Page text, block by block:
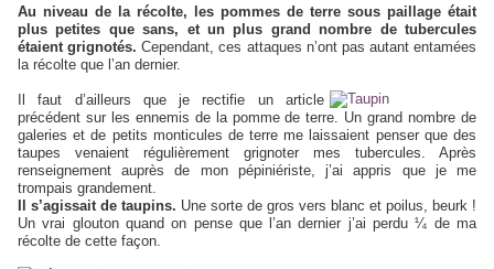
Au niveau de la récolte, les pommes de terre sous paillage était
plus petites que sans, et un plus grand nombre de tubercules
étaient grignotés. Cependant, ces attaques n’ont pas autant entamées
la récolte que l’an dernier.
Il faut d’ailleurs que je rectifie un article
précédent sur les ennemis de la pomme de terre. Un grand nombre de
galeries et de petits monticules de terre me laissaient penser que des
taupes venaient régulièrement grignoter mes tubercules. Après
renseignement auprès de mon pépiniériste, j’ai appris que je me
trompais grandement.
Il s’agissait de taupins. Une sorte de gros vers blanc et poilus, beurk !
Un vrai glouton quand on pense que l’an dernier j’ai perdu ¼ de ma
récolte de cette façon.